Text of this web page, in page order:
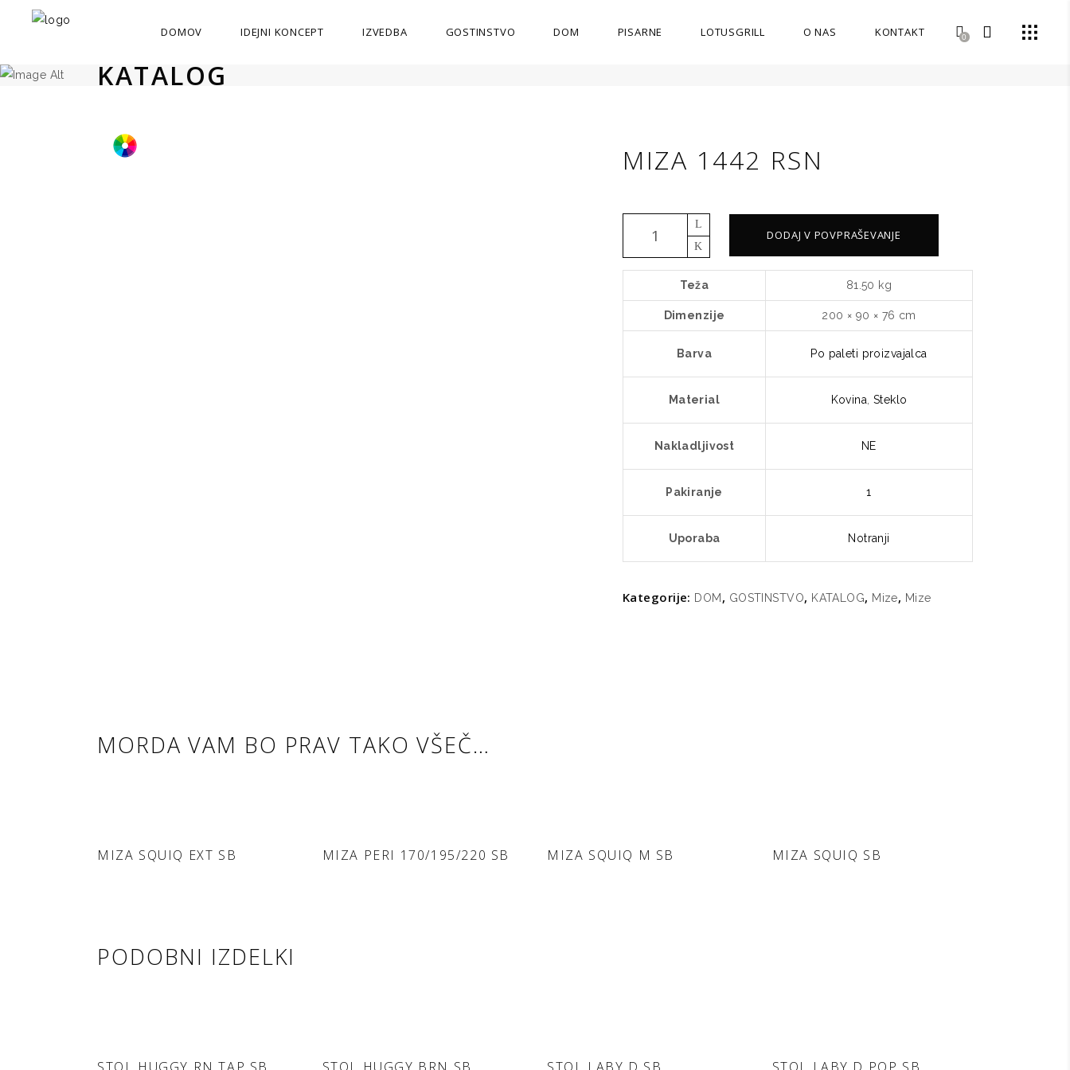
DOMOV IDEJNI KONCEPT IZVEDBA GOSTINSTVO DOM PISARNE LOTUSGRILL O NAS KONTAKT 0
KATALOG
MIZA 1442 RSN
DODAJ V POVPRAŠEVANJE
Teža 81.50 kg
Dimenzije 200 × 90 × 76 cm
Barva Po paleti proizvajalca
Material Kovina Steklo
Nakladljivost NE
Pakiranje 1
Uporaba Notranji
Kategorije: DOM , GOSTINSTVO, KATALOG, Mize, Mize
MORDA VAM BO PRAV TAKO VŠEČ…
POVPRAŠEVANJE
MIZA SQUIQ EXT SB
POVPRAŠEVANJE
MIZA PERI 170/195/220 SB
POVPRAŠEVANJE
MIZA SQUIQ M SB
POVPRAŠEVANJE
MIZA SQUIQ SB
PODOBNI IZDELKI
STOL HUGGY RN TAP SB STOL HUGGY BRN SB STOL LABY D SB STOL LABY D POP SB